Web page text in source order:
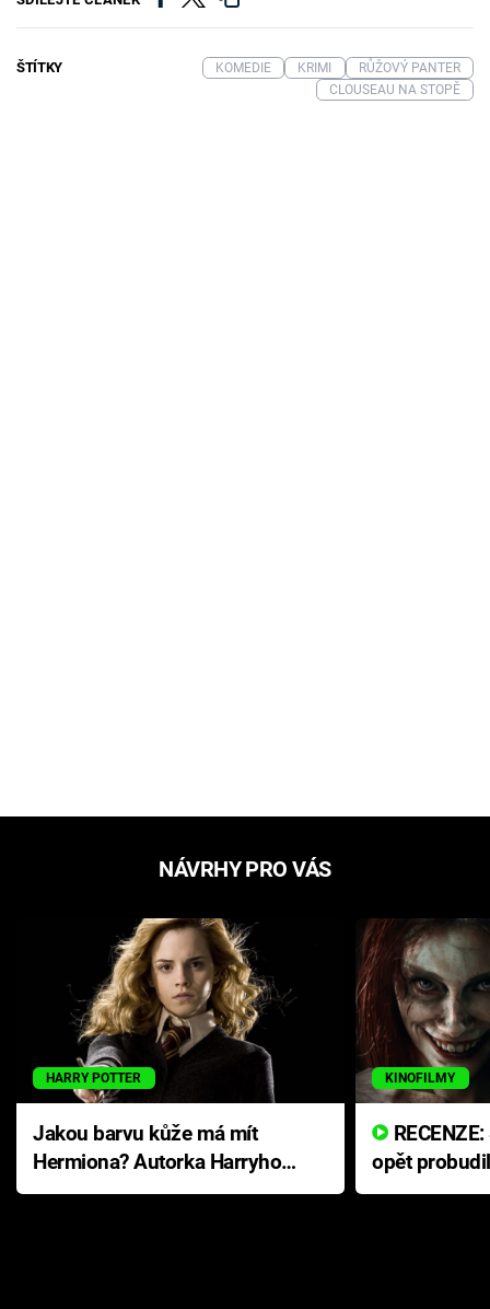
ŠTÍTKY KOMEDIE KRIMI
RŮŽOVÝ PANTER
CLOUSEAU NA STOPĚ
NÁVRHY PRO VÁS
HARRY POTTER
Jakou barvu kůže má mít
Hermiona? Autorka Harryho
Pottera přišla s ráznou
KINOFILMY
opět
přichází s